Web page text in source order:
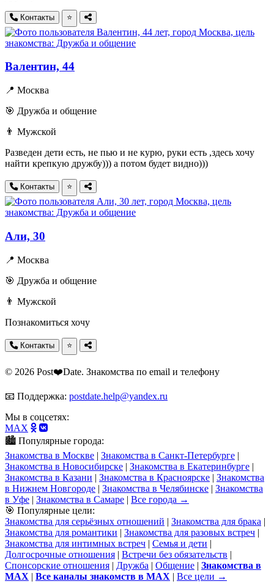
Контакты ⭐
Валентин, 44
📍 Москва
🎯 Дружба и общение
👨 Мужской
Разведен дети есть, не пью и не курю, руки есть ,здесь хочу
найти крепкую дружбу))) а потом будет видно)))
Контакты ⭐
Али, 30
📍 Москва
🎯 Дружба и общение
👨 Мужской
Познакомиться хочу
Контакты ⭐
© 2026 Post❤️Date. Знакомства по email и телефону
📧 Поддержка: postdate.help@yandex.ru
Мы в соцсетях:
MAX
🏙️ Популярные города:
Знакомства в Москве | Знакомства в Санкт-Петербурге |
Знакомства в Новосибирске | Знакомства в Екатеринбурге |
Знакомства в Казани | Знакомства в Красноярске | Знакомства
в Нижнем Новгороде | Знакомства в Челябинске | Знакомства
в Уфе | Знакомства в Самаре | Все города →
🎯 Популярные цели:
Знакомства для серьёзных отношений | Знакомства для брака |
Знакомства для романтики | Знакомства для разовых встреч |
Знакомства для интимных встреч | Семья и дети |
Долгосрочные отношения | Встречи без обязательств |
Спонсорские отношения | Дружба | Общение | Знакомства в
MAX | Все каналы знакомств в MAX | Все цели →